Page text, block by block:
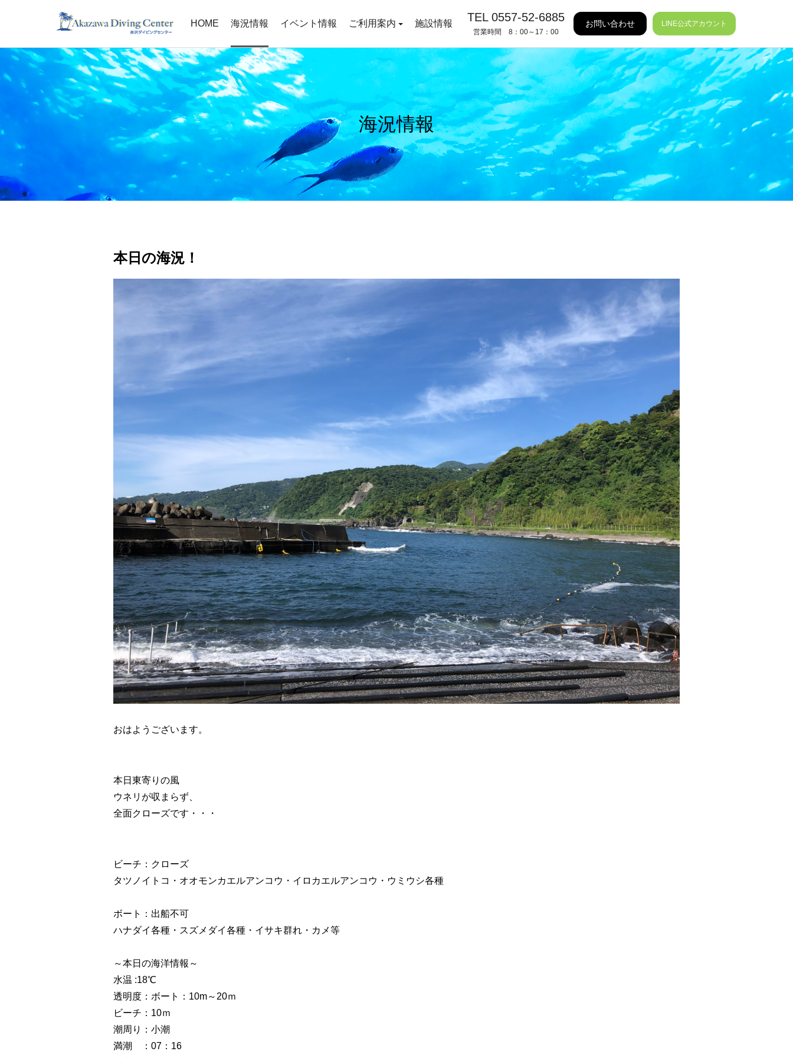
HOME 海況情報 イベント情報 ご利用案内 施設情報 TEL 0557-52-6885
営業時間 8：00～17：00
お問い合わせ LINE公式アカウント
海況情報
本日の海況！
おはようございます。
本日東寄りの風
ウネリが収まらず、
全面クローズです・・・
ビーチ：クローズ
タツノイトコ・オオモンカエルアンコウ・イロカエルアンコウ・ウミウシ各種
ボート：出船不可
ハナダイ各種・スズメダイ各種・イサキ群れ・カメ等
～本日の海洋情報～
水温 :18℃
透明度：ボート：10m～20ｍ
ビーチ：10ｍ
潮周り：小潮
満潮 ：07：16